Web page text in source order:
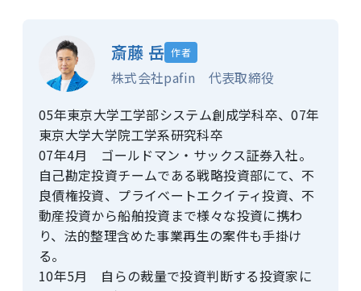
斎藤 岳 作者
株式会社pafin 代表取締役
05年東京大学工学部システム創成学科卒、07年
東京大学大学院工学系研究科卒
07年4月 ゴールドマン・サックス証券入社。
自己勘定投資チームである戦略投資部にて、不
良債権投資、プライベートエクイティ投資、不
動産投資から船舶投資まで様々な投資に携わ
り、法的整理含めた事業再生の案件も手掛け
る。
10年5月 自らの裁量で投資判断する投資家に